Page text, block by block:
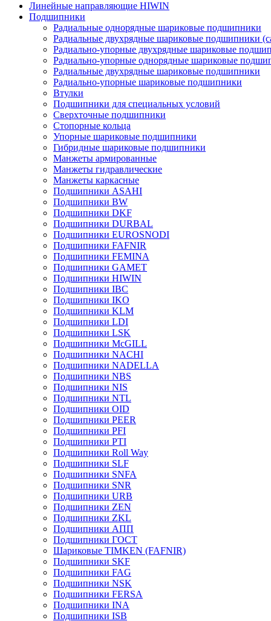
Линейные направляющие HIWIN
Подшипники
Радиальные однорядные шариковые подшипники
Радиальные двухрядные шариковые подшипники
Радиально-упорные двухрядные шариковые
Радиально-упорные однорядные шариковые
Радиальные двухрядные шариковые подшипники
Радиально-упорные шариковые подшипники
Втулки
Подшипники для специальных условий
Сверхточные подшипники
Стопорные кольца
Упорные шариковые подшипники
Гибридные шариковые подшипники
Манжеты армированные
Манжеты гидравлические
Манжеты каркасные
Подшипники ASAHI
Подшипники BW
Подшипники DKF
Подшипники DURBAL
Подшипники EUROSNODI
Подшипники FAFNIR
Подшипники FEMINA
Подшипники GAMET
Подшипники HIWIN
Подшипники IBC
Подшипники IKO
Подшипники KLM
Подшипники LDI
Подшипники LSK
Подшипники McGILL
Подшипники NACHI
Подшипники NADELLA
Подшипники NBS
Подшипники NIS
Подшипники NTL
Подшипники OID
Подшипники PEER
Подшипники PFI
Подшипники PTI
Подшипники Roll Way
Подшипники SLF
Подшипники SNFA
Подшипники SNR
Подшипники URB
Подшипники ZEN
Подшипники ZKL
Подшипники АПП
Подшипники ГОСТ
Шариковые ТІMKEN (FAFNIR)
Подшипники SKF
Подшипники FAG
Подшипники NSK
Подшипники FERSA
Подшипники INA
Подшипники ISB